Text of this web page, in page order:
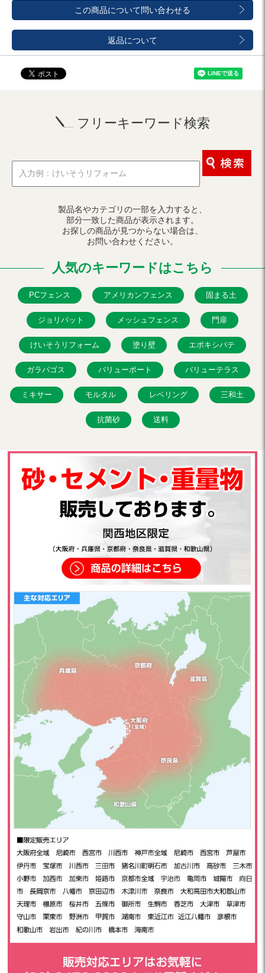
この商品について問い合わせる
返品について
フリーキーワード検索
製品名やカテゴリの一部を入力すると、
部分一致した商品が表示されます。
お探しの商品が見つからない場合は、
お問い合わせください。
人気のキーワードはこちら
PCフェンス アメリカンフェンス 固まる土
ジョリパット メッシュフェンス 門扉
けいそうリフォーム 塗り壁 エポキシパテ
ガラパゴス バリューポート バリューテラス
ミキサー モルタル レベリング 三和土
抗菌砂 送料